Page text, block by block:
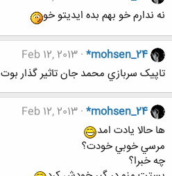
نه ندارم خو بهم بده ايديتو خو
*mohsen_24
Feb 12, 2013
تاپيک سربازي محمد جان تاثير گذار بوت
*mohsen_24
Feb 12, 2013
ها حالا يادت امد
مرسي خوبي خودت؟
چه خبرا؟